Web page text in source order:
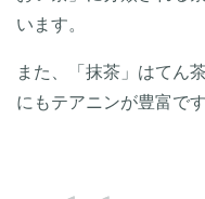
います。
また、「抹茶」はてん
にもテアニンが豊富です